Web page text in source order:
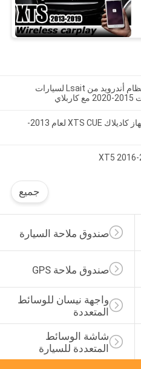
واجهة الوسائط المتعددة للملاحة بنظام أندرويد من Lsait لسيارات
واجهة الفيديو الوسائط المتعددة لجهاز كاديلاك XTS CUE لعام 2013-
جميع
صندوق ملاحة السيارة
صندوق ملاحة GPS
واجهة نيسان للوسائط
المتعددة
شاشة الوسائط
المتعددة للسيارة